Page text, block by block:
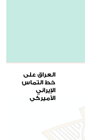
العراق على
خط التماس
الإيراني
الأميركي